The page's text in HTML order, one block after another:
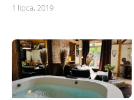
1 lipca, 2019